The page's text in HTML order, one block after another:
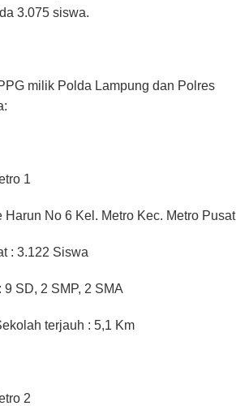
3.075 siswa.
milik Polda Lampung dan Polres
1
Harun No 6 Kel. Metro Kec. Metro Pusat
: 3.122 Siswa
SD, 2 SMP, 2 SMA
terjauh : 5,1 Km
2